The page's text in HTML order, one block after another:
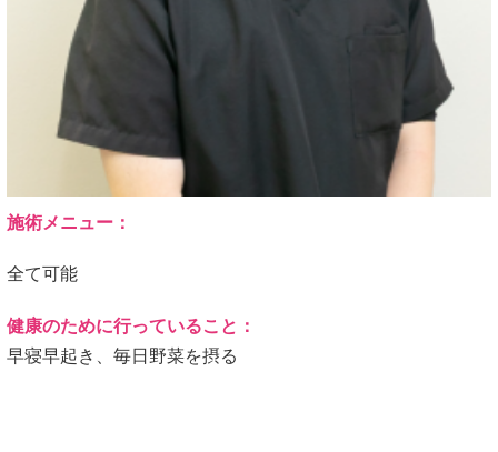
施術メニュー：
全て可能
健康のために行っていること：
早寝早起き、毎日野菜を摂る